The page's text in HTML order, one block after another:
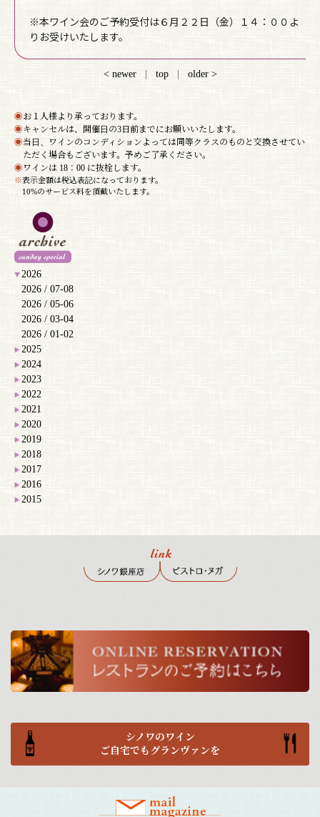
※本ワイン会のご予約受付は６月２２日（金）１４：００よ
りお受けいたします。
< newer| top| older >
◉お１人様より承っております。
◉キャンセルは、開催日の3日前までにお願いいたします。
◉当日、ワインのコンディションよっては同等クラスのものと交換させてい
ただく場合もございます。予めご了承ください。
◉ワインは 18：00 に抜栓します。
※表示金額は税込表記になっております。
10%のサービス料を頂戴いたします。
2026
2026 / 07-08
2026 / 05-06
2026 / 03-04
2026 / 01-02
2025
2024
2023
2022
2021
2020
2019
2018
2017
2016
2015
シノワのワイン
ご自宅でもグランヴァンを